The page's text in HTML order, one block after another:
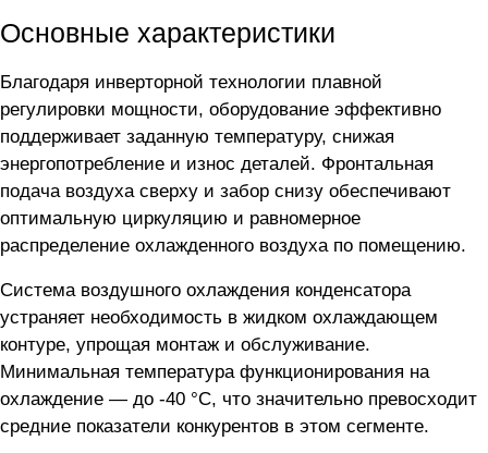
Основные характеристики
Благодаря инверторной технологии плавной
регулировки мощности, оборудование эффективно
поддерживает заданную температуру, снижая
энергопотребление и износ деталей. Фронтальная
подача воздуха сверху и забор снизу обеспечивают
оптимальную циркуляцию и равномерное
распределение охлажденного воздуха по помещению.
Система воздушного охлаждения конденсатора
устраняет необходимость в жидком охлаждающем
контуре, упрощая монтаж и обслуживание.
Минимальная температура функционирования на
охлаждение — до -40 °C, что значительно превосходит
средние показатели конкурентов в этом сегменте.